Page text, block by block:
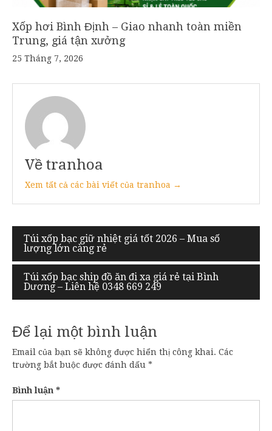
Xốp hơi Bình Định – Giao nhanh toàn miền
Trung, giá tận xưởng
25 Tháng 7, 2026
Về tranhoa
Xem tất cả các bài viết của tranhoa →
Điều
hướng
bài
viết
Túi xốp bạc giữ nhiệt giá tốt 2026 – Mua số
lượng lớn càng rẻ
Túi xốp bạc ship đồ ăn đi xa giá rẻ tại Bình
Dương – Liên hệ 0348 669 249
Để lại một bình luận
Email của bạn sẽ không được hiển thị công khai. Các
trường bắt buộc được đánh dấu *
Bình luận *